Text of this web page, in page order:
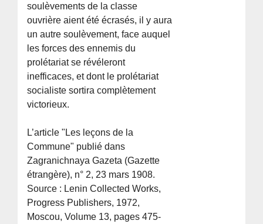
soulèvements de la classe
ouvrière aient été écrasés, il y aura
un autre soulèvement, face auquel
les forces des ennemis du
prolétariat se révéleront
inefficaces, et dont le prolétariat
socialiste sortira complètement
victorieux.
L’article "Les leçons de la
Commune" publié dans
Zagranichnaya Gazeta (Gazette
étrangère), n° 2, 23 mars 1908.
Source : Lenin Collected Works,
Progress Publishers, 1972,
Moscou, Volume 13, pages 475-